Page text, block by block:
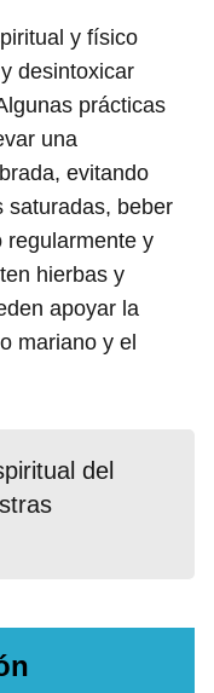
y físico
desintoxicar
prácticas
una
evitando
saturadas, beber
regularmente y
hierbas y
apoyar la
mariano y el
del